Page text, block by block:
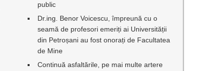
public
Dr.ing. Benor Voicescu, împreună cu o
seamă de profesori emeriți ai Universității
din Petroșani au fost onorați de Facultatea
de Mine
Continuă asfaltările, pe mai multe artere